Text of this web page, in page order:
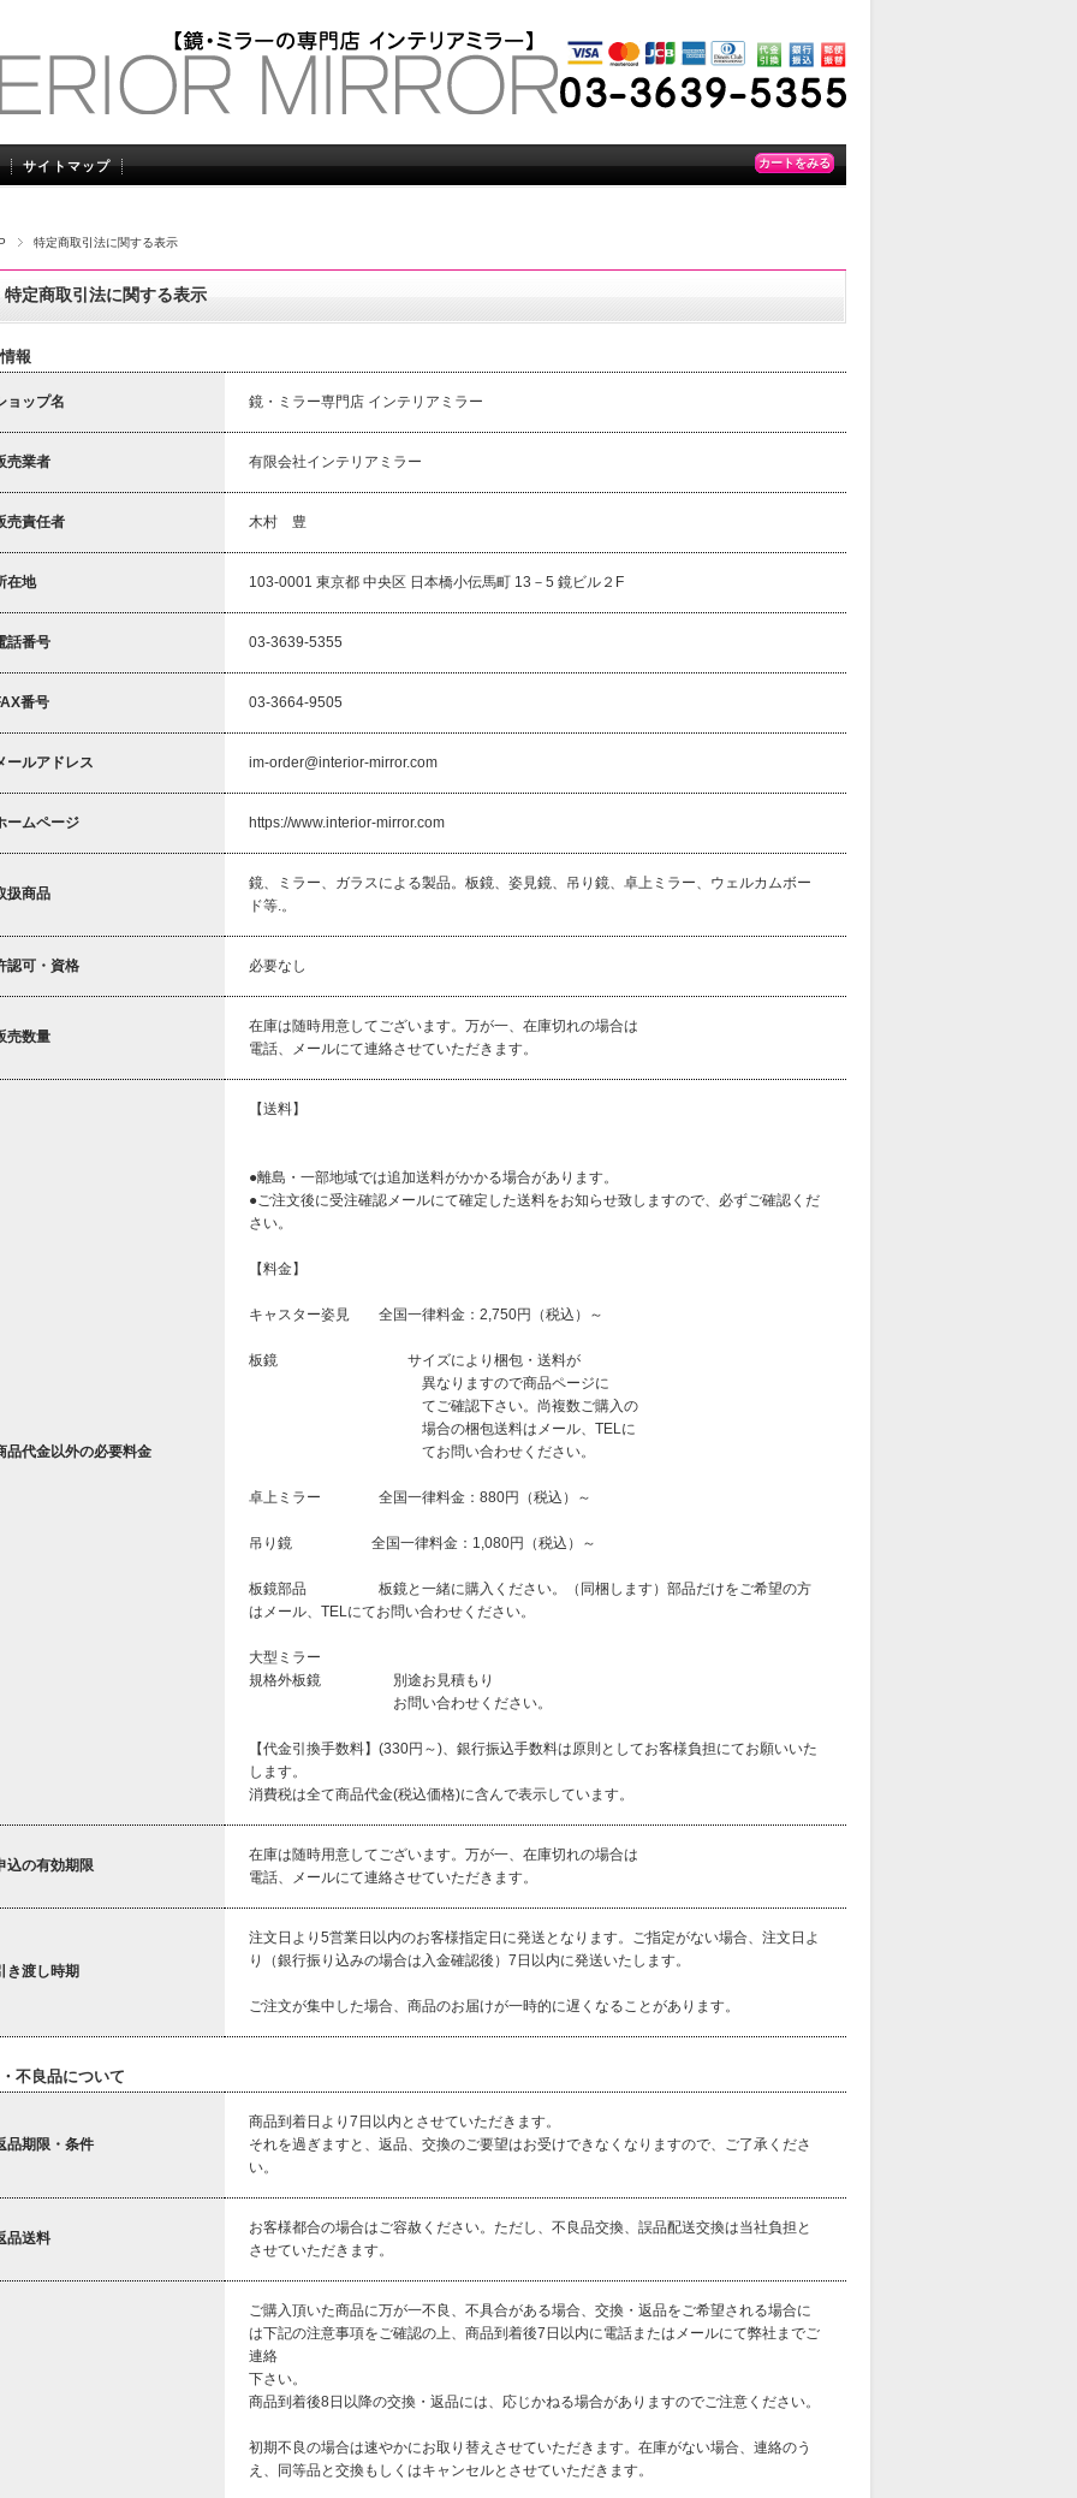
カートをみる
サイトマップ
特定商取引法に関する表示
特定商取引法に関する表示
報
ョップ名 鏡・ミラー専門店 インテリアミラー
売業者 有限会社インテリアミラー
売責任者 木村 豊
在地 103-0001 東京都 中央区 日本橋小伝馬町 13－5 鏡ビル２F
話番号 03-3639-5355
番号 03-3664-9505
ールアドレス im-order@interior-mirror.com
ームページ https://www.interior-mirror.com
扱商品
鏡、ミラー、ガラスによる製品。板鏡、姿見鏡、吊り鏡、卓上ミラー、ウェルカムボー
ド等.。
認可・資格 必要なし
売数量
在庫は随時用意してございます。万が一、在庫切れの場合は
電話、メールにて連絡させていただきます。
品代金以外の必要料金
【送料】
●離島・一部地域では追加送料がかかる場合があります。
●ご注文後に受注確認メールにて確定した送料をお知らせ致しますので、必ずご確認くだ
さい。
【料金】
キャスター姿見 全国一律料金：2,750円（税込）～
板鏡 サイズにより梱包・送料が
異なりますので商品ページに
てご確認下さい。尚複数ご購入の
場合の梱包送料はメール、TELに
てお問い合わせください。
卓上ミラー 全国一律料金：880円（税込）～
吊り鏡 全国一律料金：1,080円（税込）～
板鏡部品 板鏡と一緒に購入ください。（同梱します）部品だけをご希望の方
はメール、TELにてお問い合わせください。
大型ミラー
規格外板鏡 別途お見積もり
お問い合わせください。
【代金引換手数料】(330円～)、銀行振込手数料は原則としてお客様負担にてお願いいた
します。
消費税は全て商品代金(税込価格)に含んで表示しています。
込の有効期限
在庫は随時用意してございます。万が一、在庫切れの場合は
電話、メールにて連絡させていただきます。
き渡し時期
注文日より5営業日以内のお客様指定日に発送となります。ご指定がない場合、注文日よ
り（銀行振り込みの場合は入金確認後）7日以内に発送いたします。
ご注文が集中した場合、商品のお届けが一時的に遅くなることがあります。
不良品について
品期限・条件
商品到着日より7日以内とさせていただきます。
それを過ぎますと、返品、交換のご要望はお受けできなくなりますので、ご了承くださ
い。
品送料
お客様都合の場合はご容赦ください。ただし、不良品交換、誤品配送交換は当社負担と
させていただきます。
ご購入頂いた商品に万が一不良、不具合がある場合、交換・返品をご希望される場合に
は下記の注意事項をご確認の上、商品到着後7日以内に電話またはメールにて弊社までご
連絡
下さい。
商品到着後8日以降の交換・返品には、応じかねる場合がありますのでご注意ください。
初期不良の場合は速やかにお取り替えさせていただきます。在庫がない場合、連絡のう
え、同等品と交換もしくはキャンセルとさせていただきます。